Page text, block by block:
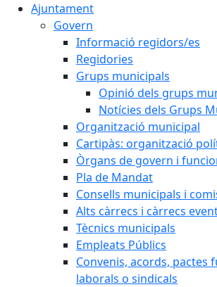
Ajuntament
Govern
Informació regidors/es
Regidories
Grups municipals
Opinió dels grups
Notícies dels Grups
Organització municipal
Cartipàs: organització
Òrgans de govern i
Pla de Mandat
Consells municipals i
Alts càrrecs i càrrecs
Tècnics municipals
Empleats Públics
Convenis, acords, pactes
laborals o sindicals